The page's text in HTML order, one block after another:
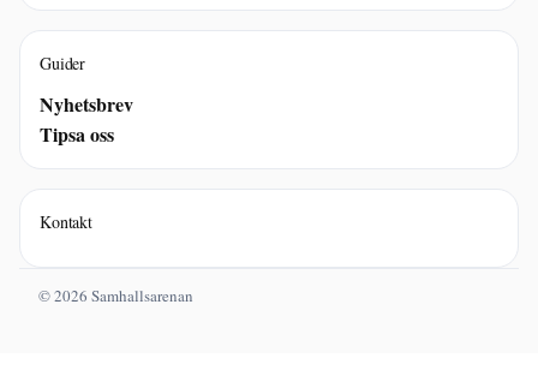
Guider
Nyhetsbrev
Tipsa oss
Kontakt
© 2026 Samhallsarenan